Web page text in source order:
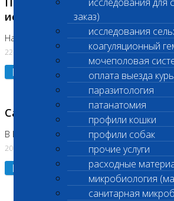
заказ)
исследования
коагуляционный
мочеполовая
оплата выезда
паразитология
патанатомия
профили кошки
профили собак
прочие услуги
расходные
микробиология
санитарная
исследований
На Нагорной. Код ( 123,310,309)
22.07.2026
Подробнее
Санитарные дни
В Коломне 24.07.2026 и 28.07.2026
20.07.2026
Подробнее